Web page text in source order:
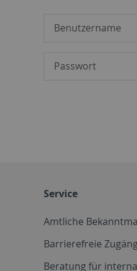
Service
Amtliche
Barrierefreie
Beratung für